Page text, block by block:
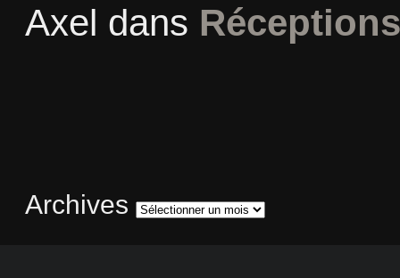
Axel dans
Archives